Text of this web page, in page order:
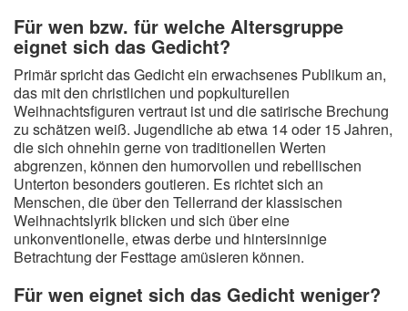
Für wen bzw. für welche Altersgruppe
eignet sich das Gedicht?
Primär spricht das Gedicht ein erwachsenes Publikum an,
das mit den christlichen und popkulturellen
Weihnachtsfiguren vertraut ist und die satirische Brechung
zu schätzen weiß. Jugendliche ab etwa 14 oder 15 Jahren,
die sich ohnehin gerne von traditionellen Werten
abgrenzen, können den humorvollen und rebellischen
Unterton besonders goutieren. Es richtet sich an
Menschen, die über den Tellerrand der klassischen
Weihnachtslyrik blicken und sich über eine
unkonventionelle, etwas derbe und hintersinnige
Betrachtung der Festtage amüsieren können.
Für wen eignet sich das Gedicht weniger?